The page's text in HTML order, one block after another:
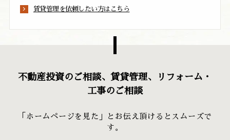
賃貸管理を依頼したい方はこちら
不動産投資のご相談、賃貸管理、リフォーム・
工事のご相談
「ホームページを見た」とお伝え頂けるとスムーズで
す。